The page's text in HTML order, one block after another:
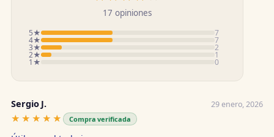
17 opiniones
5★ 7
4★ 7
3★ 2
2★ 1
1★ 0
Sergio J. 29 enero, 2026
★★★★★
★★★★★ Compra verificada